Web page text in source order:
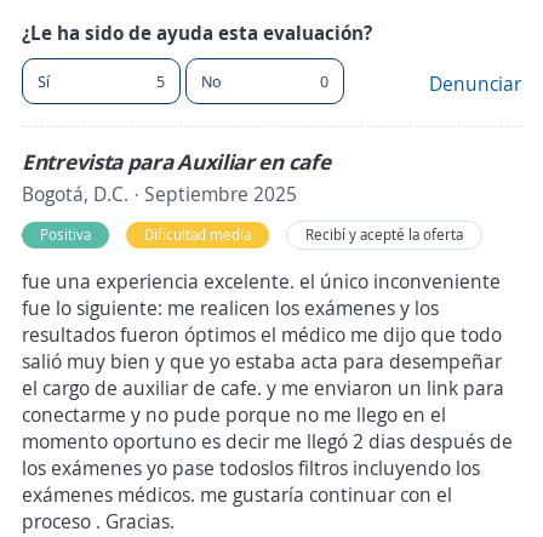
¿Le ha sido de ayuda esta evaluación?
Sí 5 No 0 Denunciar
Entrevista para Auxiliar en cafe
Bogotá, D.C. · Septiembre 2025
Positiva Dificultad media Recibí y acepté la oferta
fue una experiencia excelente. el único inconveniente
fue lo siguiente: me realicen los exámenes y los
resultados fueron óptimos el médico me dijo que todo
salió muy bien y que yo estaba acta para desempeñar
el cargo de auxiliar de cafe. y me enviaron un link para
conectarme y no pude porque no me llego en el
momento oportuno es decir me llegó 2 dias después de
los exámenes yo pase todoslos filtros incluyendo los
exámenes médicos. me gustaría continuar con el
proceso . Gracias.